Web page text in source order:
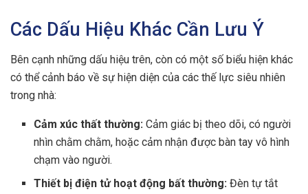
Các Dấu Hiệu Khác Cần Lưu Ý
Bên cạnh những dấu hiệu trên, còn có một số biểu hiện khác
có thể cảnh báo về sự hiện diện của các thế lực siêu nhiên
trong nhà:
Cảm xúc thất thường: Cảm giác bị theo dõi, có người
nhìn chằm chằm, hoặc cảm nhận được bàn tay vô hình
chạm vào người.
Thiết bị điện tử hoạt động bất thường: Đèn tự tắt